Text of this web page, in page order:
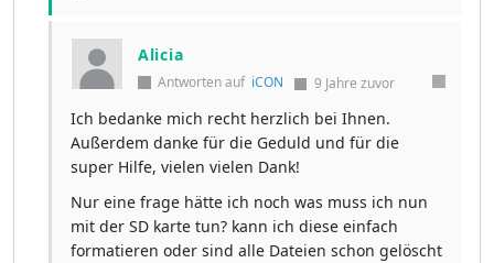
Alicia
Antworten auf iCON 9 Jahre zuvor
Ich bedanke mich recht herzlich bei Ihnen.
Außerdem danke für die Geduld und für die
super Hilfe, vielen vielen Dank!
Nur eine frage hätte ich noch was muss ich nun
mit der SD karte tun? kann ich diese einfach
formatieren oder sind alle Dateien schon gelöscht